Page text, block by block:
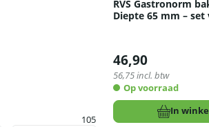
105
RVS Gastronorm
Diepte 65 mm – set
46,90
56,75incl. btw
Op voorraad
In